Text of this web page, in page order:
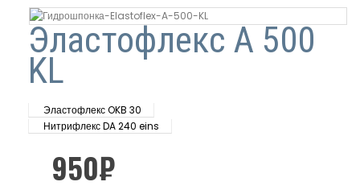
Эластофлекс A 500
KL
Эластофлекс OKB 30
Нитрифлекс DA 240 eins
950₽